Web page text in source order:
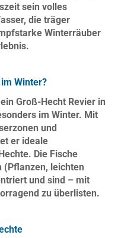
sein volles
die träger
Winterräuber
Winter?
Groß-Hecht Revier in
im Winter. Mit
und
er ideale
Die Fische
leichten
und sind – mit
zu überlisten.